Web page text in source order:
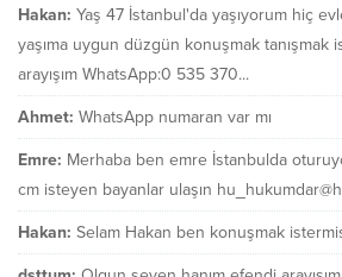
Hakan: Yaş 47 İstanbul'da yaşıyorum hiç
yaşıma uygun düzgün konuşmak tanışmak
arayışım WhatsApp:0 535 370...
Ahmet: WhatsApp numaran var mı
Emre: Merhaba ben emre İstanbulda
cm isteyen bayanlar ulaşın
Hakan: Selam Hakan ben konuşmak